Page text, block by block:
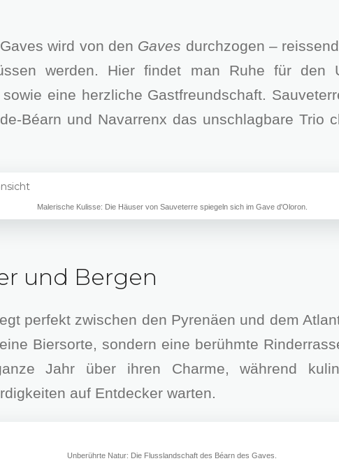
wird von den Gaves durchzogen –
werden. Hier findet man Ruhe für den
eine herzliche Gastfreundschaft.
Béarn und Navarrenx das unschlagbare Trio
Malerische Kulisse: Die Häuser von Sauveterre spiegeln sich im Gave d'Oloron.
und Bergen
perfekt zwischen den Pyrenäen und dem
Biersorte, sondern eine berühmte
Jahr über ihren Charme, während
auf Entdecker warten.
Unberührte Natur: Die Flusslandschaft des Béarn des Gaves.